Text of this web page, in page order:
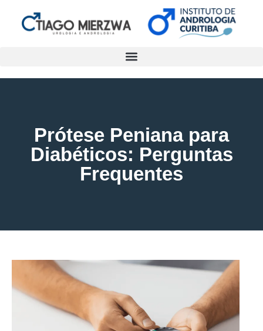
Prótese Peniana para
Diabéticos: Perguntas
Frequentes